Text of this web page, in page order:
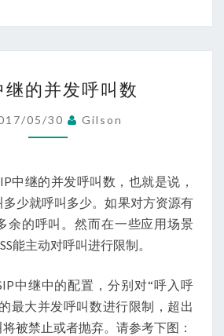
中
继
的
发
呼
叫
数
继的并发呼叫数
05/30 Gilson
中继的并发呼叫数，也就是说，
少就呼叫多少。如果对方资源有
余的呼叫。然而在一些应用场景
能主动对呼叫进行限制。
中继中的配置，分别对“呼入呼
最大并发呼叫数进行限制，超出
被禁止或者抛弃。请参考下图：